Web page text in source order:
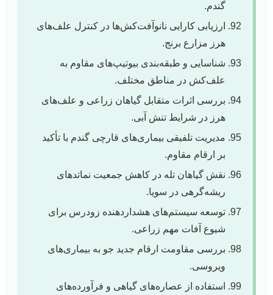
گندم.
ارزیابی کارایی نانوآفت‌کش‌ها در کنترل علف‌های
هرز مزارع برنج.
شناسایی و طبقه‌بندی بیوتیپ‌های مقاوم به
علف‌کش در مناطق مختلف.
بررسی اثرات متقابل گیاهان زراعی و علف‌های
هرز در شرایط تنش آبی.
مدیریت تلفیقی بیماری‌های قارچی گندم با تأکید
بر ارقام مقاوم.
نقش گیاهان تله در کاهش جمعیت نماتدهای
ریشه‌گرهی در سویا.
توسعه سیستم‌های هشداردهنده زودرس برای
شیوع آفات مهم زراعی.
بررسی مقاومت ارقام جدید جو به بیماری‌های
ویروسی.
استفاده از عصاره‌های گیاهی و فرآورده‌های